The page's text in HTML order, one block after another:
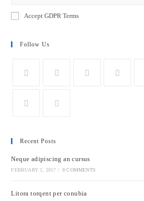
Accept GDPR Terms
Follow Us
Recent Posts
Neque adipiscing an cursus
FEBRUARY 1, 2017 / 0 COMMENTS
Litora torqent per conubia